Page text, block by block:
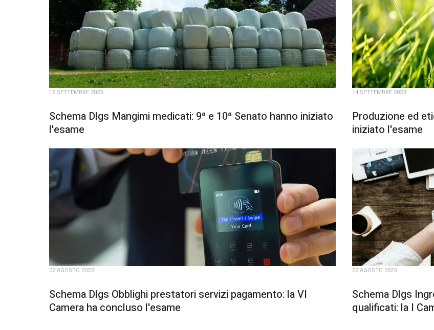
15 SETTEMBRE 2023
Schema Dlgs Mangimi medicati: 9ª e 10ª Senato hanno iniziato
l'esame
14 SETTEMBRE 2023
Produzione ed
iniziato l'esame
02 AGOSTO 2023
Schema Dlgs Obblighi prestatori servizi pagamento: la VI
Camera ha concluso l'esame
02 AGOSTO 2023
Schema Dlgs
qualificati: la I